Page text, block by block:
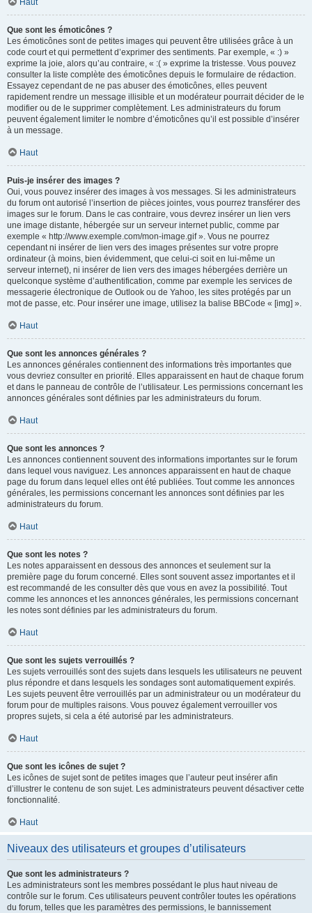
Haut
Que sont les émoticônes ?
Les émoticônes sont de petites images qui peuvent être utilisées grâce à un
code court et qui permettent d’exprimer des sentiments. Par exemple, « :) »
exprime la joie, alors qu’au contraire, « :( » exprime la tristesse. Vous pouvez
consulter la liste complète des émoticônes depuis le formulaire de rédaction.
Essayez cependant de ne pas abuser des émoticônes, elles peuvent
rapidement rendre un message illisible et un modérateur pourrait décider de le
modifier ou de le supprimer complètement. Les administrateurs du forum
peuvent également limiter le nombre d’émoticônes qu’il est possible d’insérer
à un message.
Haut
Puis-je insérer des images ?
Oui, vous pouvez insérer des images à vos messages. Si les administrateurs
du forum ont autorisé l’insertion de pièces jointes, vous pourrez transférer des
images sur le forum. Dans le cas contraire, vous devrez insérer un lien vers
une image distante, hébergée sur un serveur internet public, comme par
exemple « http://www.exemple.com/mon-image.gif ». Vous ne pourrez
cependant ni insérer de lien vers des images présentes sur votre propre
ordinateur (à moins, bien évidemment, que celui-ci soit en lui-même un
serveur internet), ni insérer de lien vers des images hébergées derrière un
quelconque système d’authentification, comme par exemple les services de
messagerie électronique de Outlook ou de Yahoo, les sites protégés par un
mot de passe, etc. Pour insérer une image, utilisez la balise BBCode « [img] ».
Haut
Que sont les annonces générales ?
Les annonces générales contiennent des informations très importantes que
vous devriez consulter en priorité. Elles apparaissent en haut de chaque forum
et dans le panneau de contrôle de l’utilisateur. Les permissions concernant les
annonces générales sont définies par les administrateurs du forum.
Haut
Que sont les annonces ?
Les annonces contiennent souvent des informations importantes sur le forum
dans lequel vous naviguez. Les annonces apparaissent en haut de chaque
page du forum dans lequel elles ont été publiées. Tout comme les annonces
générales, les permissions concernant les annonces sont définies par les
administrateurs du forum.
Haut
Que sont les notes ?
Les notes apparaissent en dessous des annonces et seulement sur la
première page du forum concerné. Elles sont souvent assez importantes et il
est recommandé de les consulter dès que vous en avez la possibilité. Tout
comme les annonces et les annonces générales, les permissions concernant
les notes sont définies par les administrateurs du forum.
Haut
Que sont les sujets verrouillés ?
Les sujets verrouillés sont des sujets dans lesquels les utilisateurs ne peuvent
plus répondre et dans lesquels les sondages sont automatiquement expirés.
Les sujets peuvent être verrouillés par un administrateur ou un modérateur du
forum pour de multiples raisons. Vous pouvez également verrouiller vos
propres sujets, si cela a été autorisé par les administrateurs.
Haut
Que sont les icônes de sujet ?
Les icônes de sujet sont de petites images que l’auteur peut insérer afin
d’illustrer le contenu de son sujet. Les administrateurs peuvent désactiver cette
fonctionnalité.
Haut
Niveaux des utilisateurs et groupes d’utilisateurs
Que sont les administrateurs ?
Les administrateurs sont les membres possédant le plus haut niveau de
contrôle sur le forum. Ces utilisateurs peuvent contrôler toutes les opérations
du forum, telles que les paramètres des permissions, le bannissement